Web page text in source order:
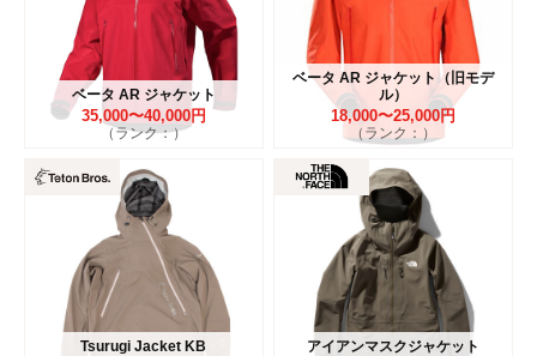
ベータ AR ジャケット
35,000〜40,000円
（ランク：）
ベータ AR ジャケット（旧モデ
ル）
18,000〜25,000円
（ランク：）
Tsurugi Jacket KB アイアンマスクジャケット